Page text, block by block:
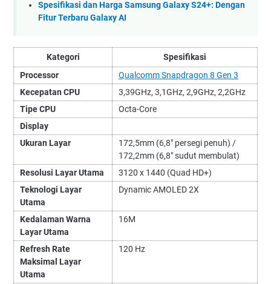
Spesifikasi dan Harga Samsung Galaxy S24+: Dengan
Fitur Terbaru Galaxy AI
Kategori
Spesifikasi
Processor
Qualcomm Snapdragon 8 Gen 3
Kecepatan CPU
3,39GHz, 3,1GHz, 2,9GHz, 2,2GHz
Tipe CPU
Octa-Core
Display
Ukuran Layar
172,5mm (6,8" persegi penuh) /
172,2mm (6,8" sudut membulat)
Resolusi Layar Utama
3120 x 1440 (Quad HD+)
Teknologi Layar
Utama
Dynamic AMOLED 2X
Kedalaman Warna
Layar Utama
16M
Refresh Rate
Maksimal Layar
Utama
120 Hz